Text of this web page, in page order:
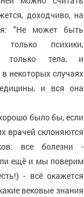
доходчиво, на
"Не может быть
только психики,
только тела, и
некоторых случаях
и вся она
было бы, если
врачей склоняются
все болезни -
ещё и мы поверим
- всё окажется
вековые знания